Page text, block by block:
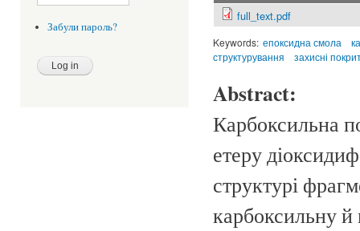
Забули пароль?
full_text.pdf
Keywords: епоксидна смола
структурування
захисні
Abstract:
Карбоксильна
етеру
структурі
карбоксильну